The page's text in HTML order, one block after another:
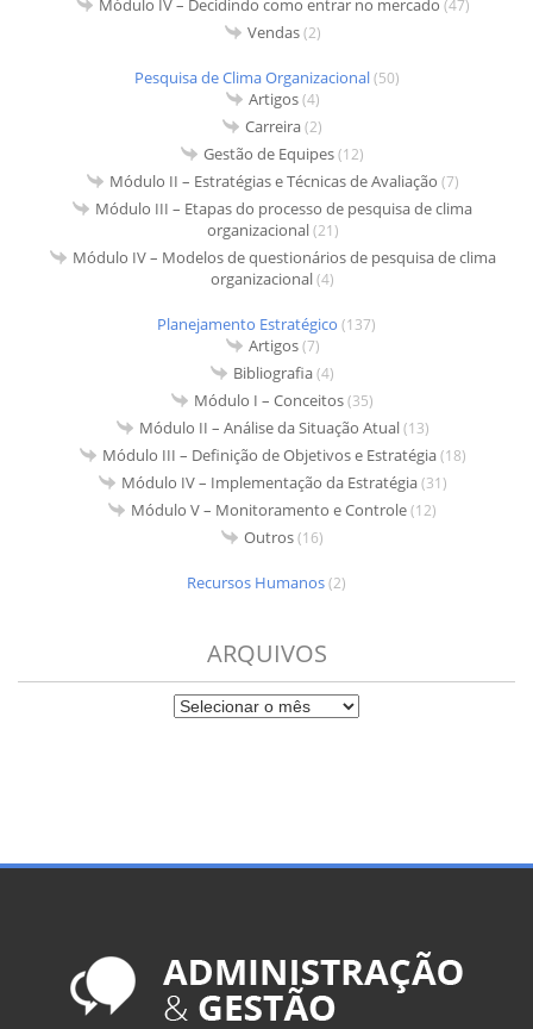
Módulo IV – Decidindo como entrar no mercado (47)
Vendas(2)
Pesquisa de Clima Organizacional(50)
Artigos(4)
Carreira(2)
Gestão de Equipes(12)
Módulo II – Estratégias e Técnicas de Avaliação (7)
Módulo III – Etapas do processo de pesquisa de clima
organizacional(21)
Módulo IV – Modelos de questionários de pesquisa de clima
organizacional(4)
Planejamento Estratégico (137)
Artigos(7)
Bibliografia(4)
Módulo I – Conceitos(35)
Módulo II – Análise da Situação Atual(13)
Módulo III – Definição de Objetivos e Estratégia(18)
Módulo IV – Implementação da Estratégia(31)
Módulo V – Monitoramento e Controle(12)
Outros(16)
Recursos Humanos(2)
ARQUIVOS